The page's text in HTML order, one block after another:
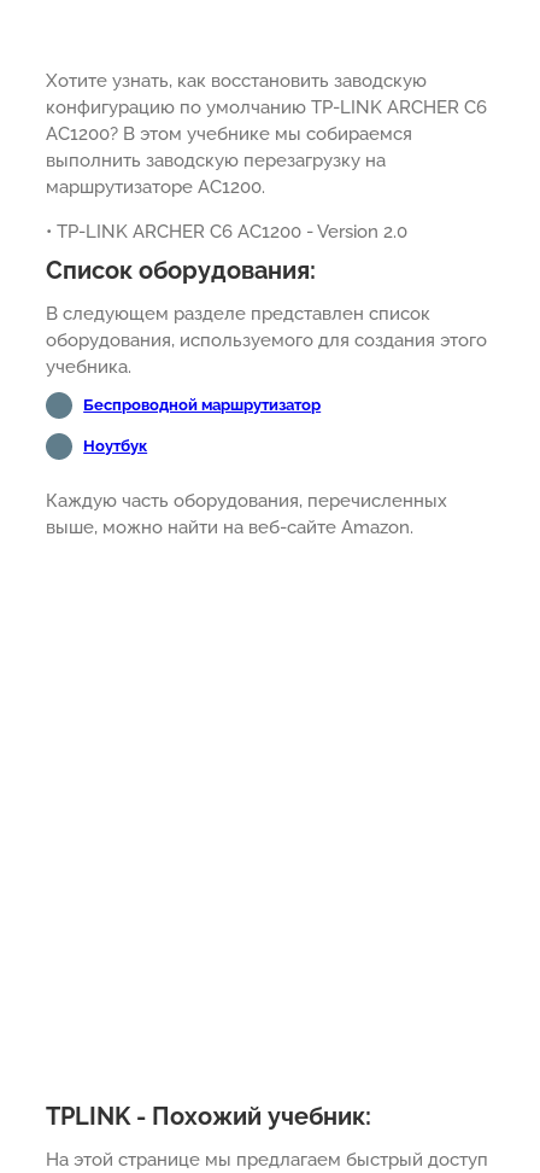
Хотите узнать, как восстановить заводскую
конфигурацию по умолчанию TP-LINK ARCHER C6
AC1200? В этом учебнике мы собираемся
выполнить заводскую перезагрузку на
маршрутизаторе AC1200.
• TP-LINK ARCHER C6 AC1200 - Version 2.0
Список оборудования:
В следующем разделе представлен список
оборудования, используемого для создания этого
учебника.
Беспроводной маршрутизатор
Ноутбук
Каждую часть оборудования, перечисленных
выше, можно найти на веб-сайте Amazon.
TPLINK - Похожий учебник:
На этой странице мы предлагаем быстрый доступ